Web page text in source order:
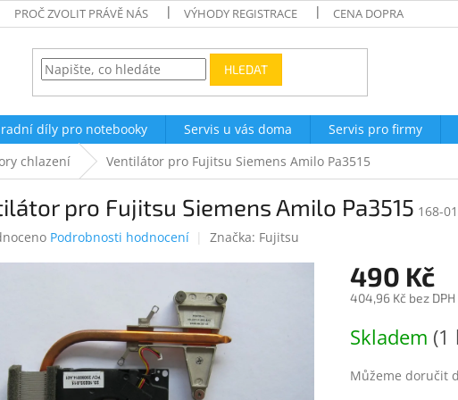
PROČ ZVOLIT PRÁVĚ NÁS VÝHODY REGISTRACE CENA DOPRAVY
HLEDAT
díly pro notebooky Servis u vás doma Servis pro firmy
chlazení Ventilátor pro Fujitsu Siemens Amilo Pa3515
pro Fujitsu Siemens Amilo Pa3515 168-
Podrobnosti hodnocení Značka: Fujitsu
490 Kč
404,96 Kč bez DPH
cena:
Skladem (1
Můžeme doručit